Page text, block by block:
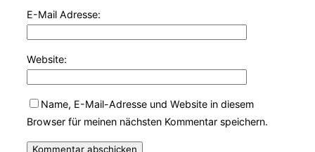
E-Mail Adresse:
Website:
Name, E-Mail-Adresse und Website in diesem
Browser für meinen nächsten Kommentar speichern.